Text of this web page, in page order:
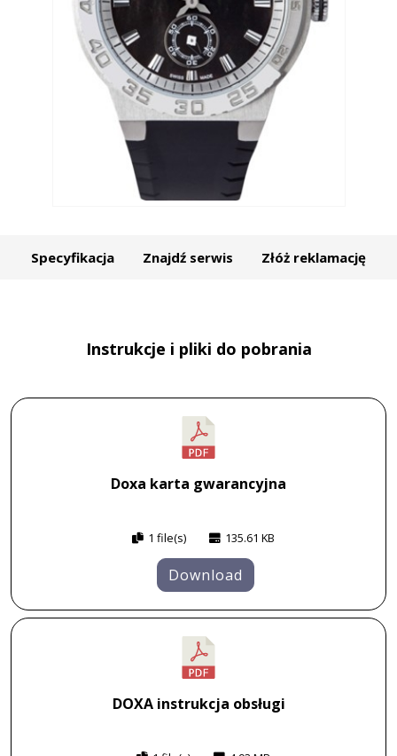
Specyfikacja Znajdź serwis Złóż reklamację
Instrukcje i pliki do pobrania
Doxa karta gwarancyjna
1 file(s) 135.61 KB
Download
DOXA instrukcja obsługi